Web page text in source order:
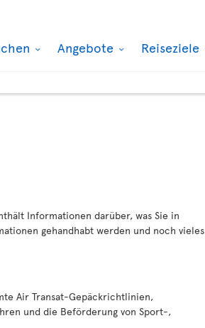
Angebote Reiseziele
Informationen darüber, was Sie in
gehandhabt werden und noch vieles
Air Transat-Gepäckrichtlinien,
und die Beförderung von Sport-,